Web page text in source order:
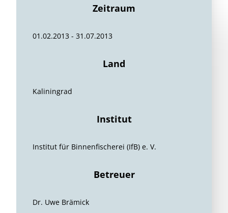
Zeitraum
01.02.2013 - 31.07.2013
Land
Kaliningrad
Institut
Institut für Binnenfischerei (IfB) e. V.
Betreuer
Dr. Uwe Brämick